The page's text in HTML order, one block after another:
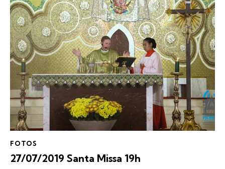
FOTOS
27/07/2019 Santa Missa 19h